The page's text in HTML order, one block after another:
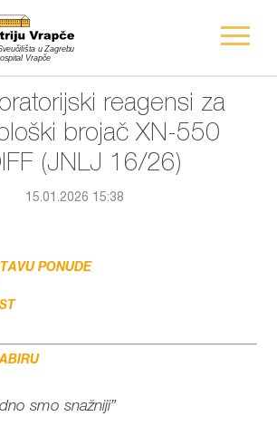
reagensi za
brojač XN-550
(JNLJ 16/26)
15.01.2026 15:38
PONUDE
smo snažniji”